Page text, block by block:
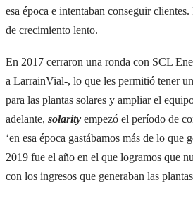
esa época e intentaban conseguir
de crecimiento lento.
En 2017 cerraron una ronda con SCL
a LarrainVial-, lo que les permitió tener
para las plantas solares y ampliar el
adelante, solarity empezó el período de
‘en esa época gastábamos más de lo que
2019 fue el año en el que logramos que
con los ingresos que generaban las